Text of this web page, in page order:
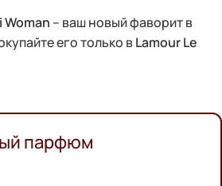
– ваш новый фаворит в
его только вLamour Le
парфюм